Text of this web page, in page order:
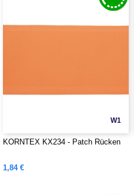
W1
KORNTEX KX234 - Patch Rücken
1,84 €